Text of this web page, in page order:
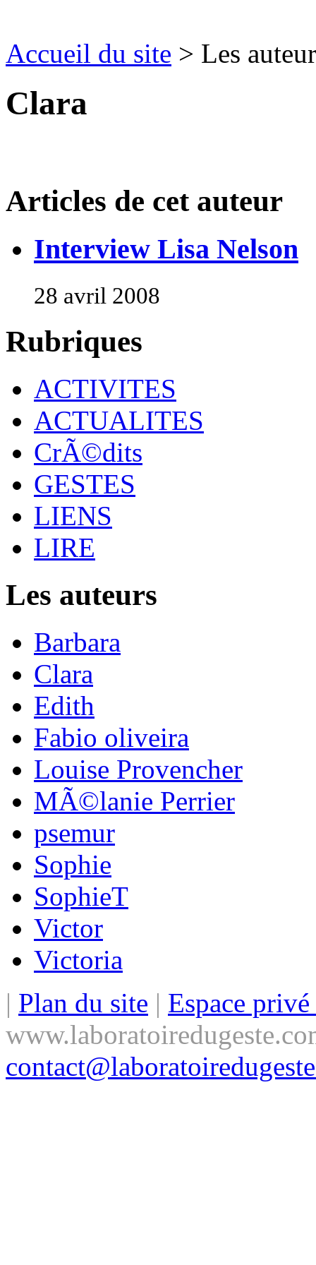
Accueil du site > Les
Clara
Articles de cet auteur
Interview Lisa Nelson
28 avril 2008
Rubriques
ACTIVITES
ACTUALITES
CrÃ©dits
GESTES
LIENS
LIRE
Les auteurs
Barbara
Clara
Edith
Fabio oliveira
Louise Provencher
MÃ©lanie Perrier
psemur
Sophie
SophieT
Victor
Victoria
| Plan du site | Espace privé